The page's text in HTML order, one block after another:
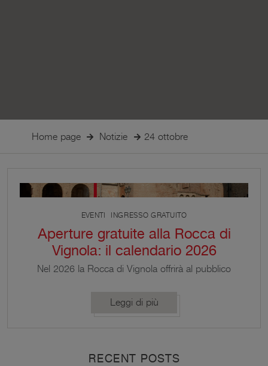
Home page Notizie 24 ottobre
EVENTI INGRESSO GRATUITO
Aperture gratuite alla Rocca di
Vignola: il calendario 2026
Nel 2026 la Rocca di Vignola offrirà al pubblico
eventi culturali e di valorizzazione del patrimonio
Leggi di più
RECENT POSTS